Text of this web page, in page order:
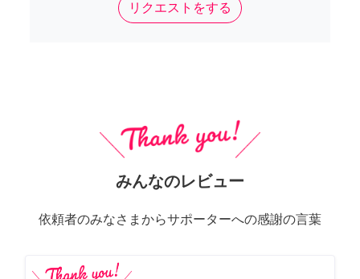
リクエストをする
みんなのレビュー
依頼者のみなさまからサポーターへの感謝の言葉